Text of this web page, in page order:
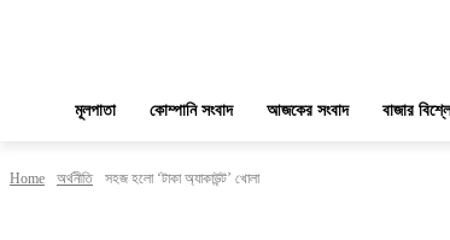
মূলপাতা কোম্পানি সংবাদ আজকের সংবাদ বাজার
Home অর্থনীতি সহজ হলো ‘টাকা অ্যাকাউন্ট’ খোলা